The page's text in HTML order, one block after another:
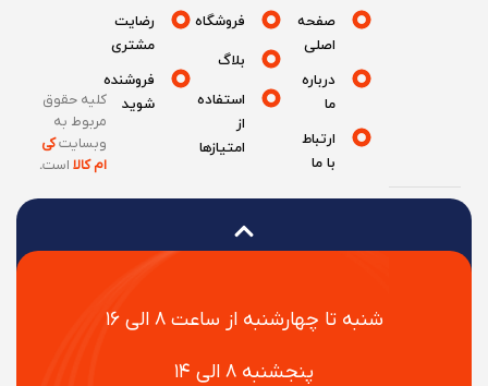
شنبه تا چهارشنبه از ساعت ۸ الی ۱۶
پنجشنبه ۸ الی ۱۴
صفحه
درباره
ارتباط
فروشگاه
بلاگ
استفاده
امتیازها
رضایت
مشتری
فروشنده
شوید
کلیه حقوق
مربوط به
وبسایتکی
ام کالااست.